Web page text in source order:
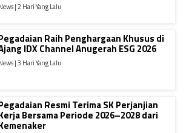
| 2 Hari Yang Lalu
Raih Penghargaan Khusus di
IDX Channel Anugerah ESG 2026
| 3 Hari Yang Lalu
Resmi Terima SK Perjanjian
Bersama Periode 2026–2028 dari